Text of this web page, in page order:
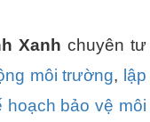
Xanh chuyên tư
môi trường, lập
hoạch bảo vệ môi